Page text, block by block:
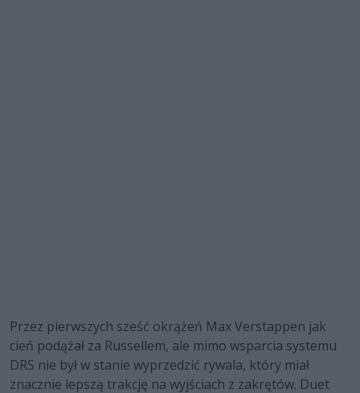
Przez pierwszych sześć okrążeń Max Verstappen jak
cień podążał za Russellem, ale mimo wsparcia systemu
DRS nie był w stanie wyprzedzić rywala, który miał
znacznie lepszą trakcję na wyjściach z zakrętów. Duet